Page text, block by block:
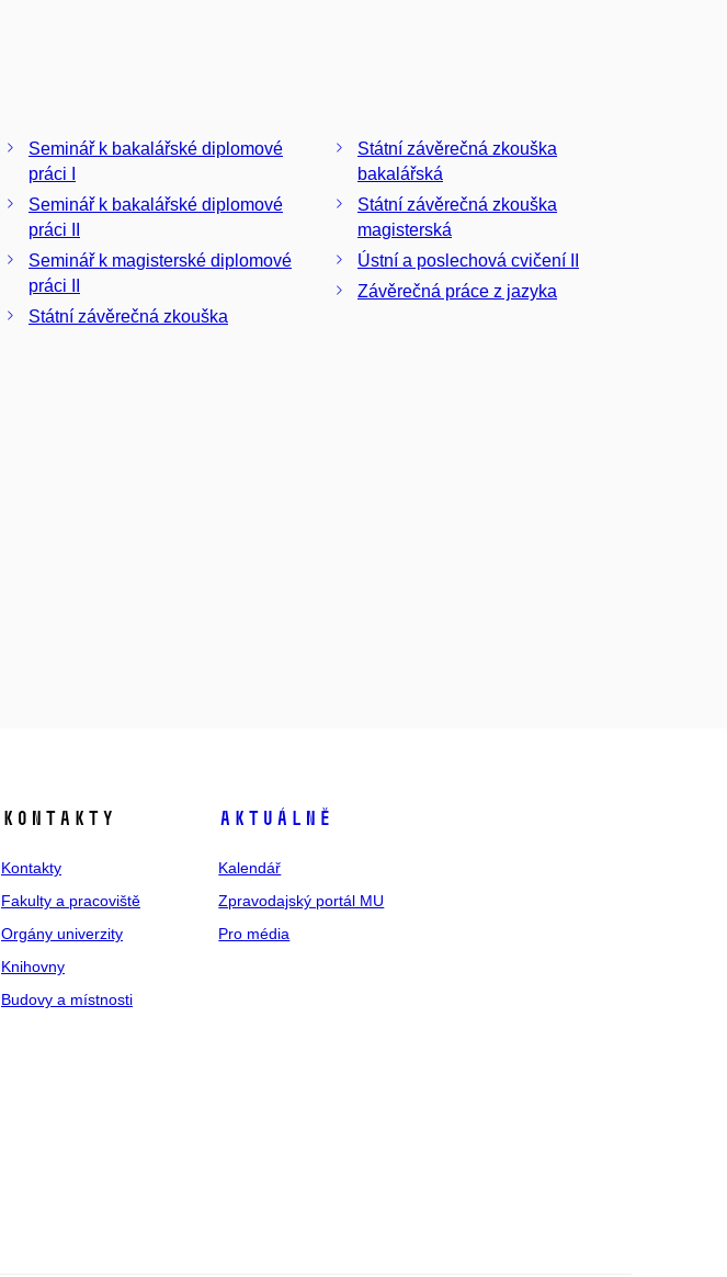
Seminář k bakalářské diplomové
práci I
Seminář k bakalářské diplomové
práci II
Seminář k magisterské diplomové
práci II
Státní závěrečná zkouška
Státní závěrečná zkouška
bakalářská
Státní závěrečná zkouška
magisterská
Ústní a poslechová cvičení II
Závěrečná práce z jazyka
Kontakty
Kontakty
Fakulty a pracoviště
Orgány univerzity
Knihovny
Budovy a místnosti
Aktuálně
Kalendář
Zpravodajský portál MU
Pro média